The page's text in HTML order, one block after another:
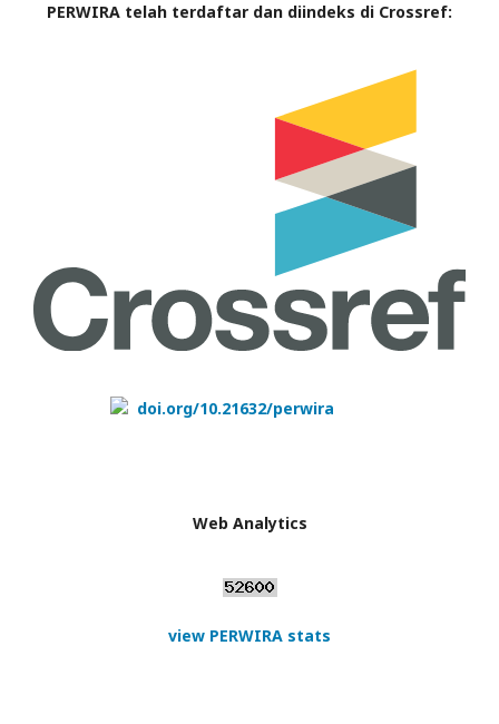
PERWIRA telah terdaftar dan diindeks di Crossref:
doi.org/10.21632/perwira
Web Analytics
view PERWIRA stats